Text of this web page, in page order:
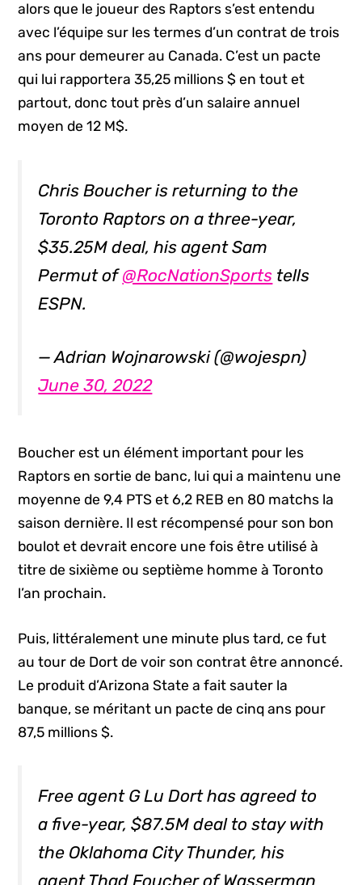
alors que le joueur des Raptors s’est entendu
avec l’équipe sur les termes d’un contrat de trois
ans pour demeurer au Canada. C’est un pacte
qui lui rapportera 35,25 millions $ en tout et
partout, donc tout près d’un salaire annuel
moyen de 12 M$.
Chris Boucher is returning to the
Toronto Raptors on a three-year,
$35.25M deal, his agent Sam
Permut of@RocNationSports tells
ESPN.
— Adrian Wojnarowski (@wojespn)
June 30, 2022
Boucher est un élément important pour les
Raptors en sortie de banc, lui qui a maintenu une
moyenne de 9,4 PTS et 6,2 REB en 80 matchs la
saison dernière. Il est récompensé pour son bon
boulot et devrait encore une fois être utilisé à
titre de sixième ou septième homme à Toronto
l’an prochain.
Puis, littéralement une minute plus tard, ce fut
au tour de Dort de voir son contrat être annoncé.
Le produit d’Arizona State a fait sauter la
banque, se méritant un pacte de cinq ans pour
87,5 millions $.
Free agent G Lu Dort has agreed to
a five-year, $87.5M deal to stay with
the Oklahoma City Thunder, his
agent Thad Foucher of Wasserman